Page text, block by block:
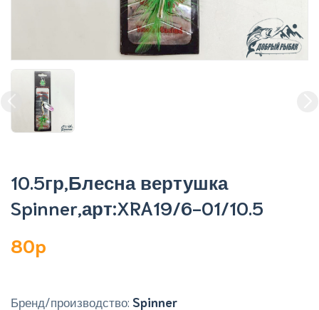
10.5гр,Блесна вертушка
Spinner,арт:XRA19/6-01/10.5
80p
Бренд/производство: Spinner